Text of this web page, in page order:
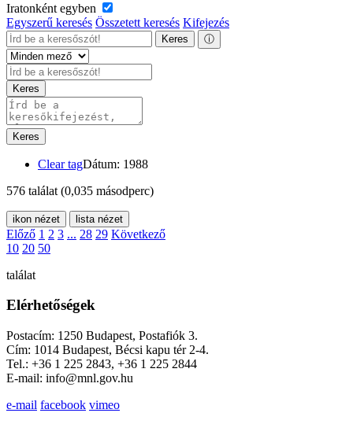
Iratonként egyben
Egyszerű keresés Összetett keresés Kifejezés
Keres ⓘ
Keres
Keres
Clear tagDátum: 1988
576 találat (0,035 másodperc)
ikon nézet lista nézet
Előző 1 2 3 ... 28 29 Következő
10 20 50
találat
Elérhetőségek
Postacím: 1250 Budapest, Postafiók 3.
Cím: 1014 Budapest, Bécsi kapu tér 2-4.
Tel.: +36 1 225 2843, +36 1 225 2844
E-mail: info@mnl.gov.hu
e-mail facebook vimeo